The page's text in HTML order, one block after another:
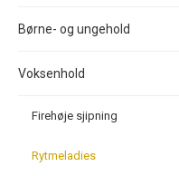
Børne- og ungehold
Voksenhold
Firehøje sjipning
Rytmeladies